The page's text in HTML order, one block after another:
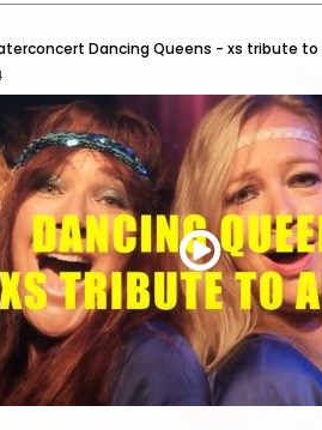
Dancing Queens - xs tribute to